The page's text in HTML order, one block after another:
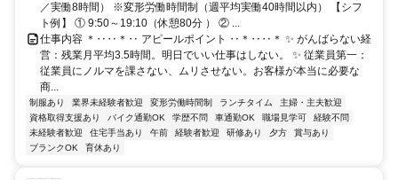
／実働8時間） ※変形労働時間制（週平均実働40時間以内） 【シフ
ト例】 ① 9:50～19:10（休憩80分 ） ② ...
仕事内容 ＊‥‥＊‥ アピールポイント ‥＊‥‥＊ ✨ がんばらない経
営：残業月平均3.5時間。明日でいい仕事はしない。 ✨ 従業員第一：
従業員にノルマを課さない、ムリさせない。お客様が本当に必要な
商...
制服あり 業界未経験者歓迎 変形労働時間制 ランチタイム
主婦・主夫歓迎
資格取得支援あり
バイク通勤OK 学歴不問 車通勤OK 職場見学可
経験不問
未経験者歓迎
住宅手当あり 午前 経験者歓迎 研修あり 夕方
賞与あり
ブランクOK
育休あり